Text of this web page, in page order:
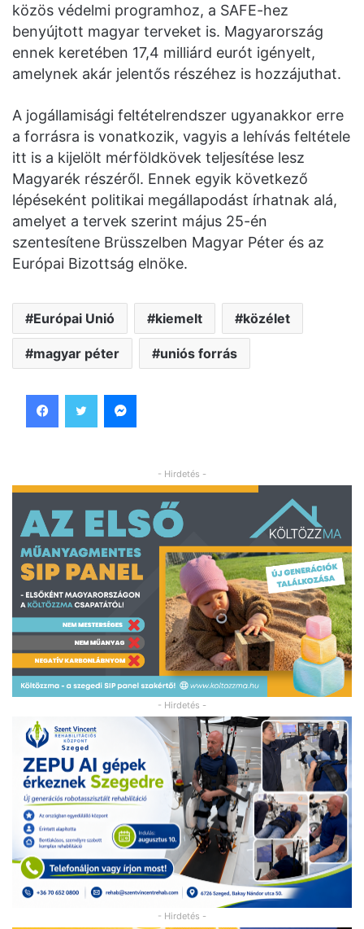
közös védelmi programhoz, a SAFE-hez
benyújtott magyar terveket is. Magyarország
ennek keretében 17,4 milliárd eurót igényelt,
amelynek akár jelentős részéhez is hozzájuthat.
A jogállamisági feltételrendszer ugyanakkor erre
a forrásra is vonatkozik, vagyis a lehívás feltétele
itt is a kijelölt mérföldkövek teljesítése lesz
Magyarék részéről. Ennek egyik következő
lépéseként politikai megállapodást írhatnak alá,
amelyet a tervek szerint május 25-én
szentesítene Brüsszelben Magyar Péter és az
Európai Bizottság elnöke.
Európai Unió kiemelt közélet
magyar péter uniós forrás
- Hirdetés -
- Hirdetés -
- Hirdetés -